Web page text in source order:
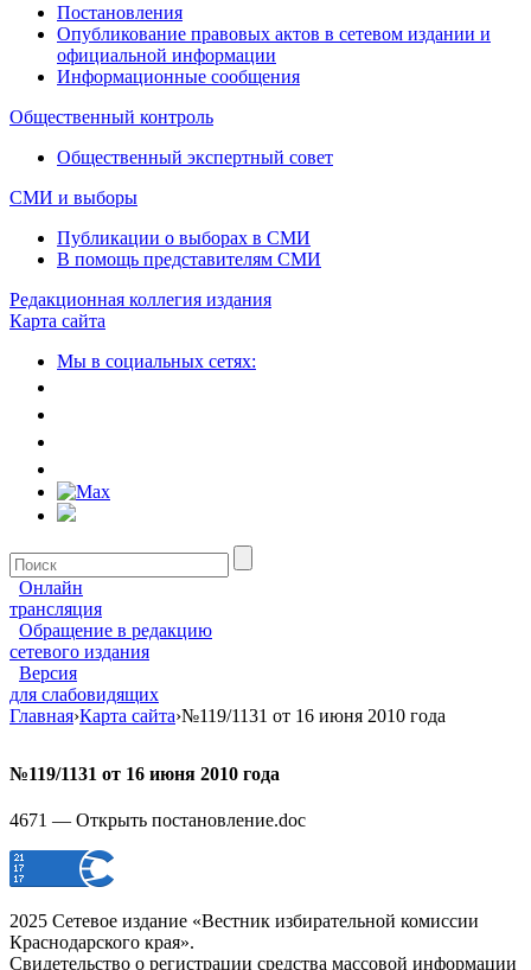
Постановления
Опубликование правовых актов в сетевом издании и
официальной информации
Информационные сообщения
Общественный контроль
Общественный экспертный совет
СМИ и выборы
Публикации о выборах в СМИ
В помощь представителям СМИ
Редакционная коллегия издания
Карта сайта
Мы в социальных сетях:
Онлайн
трансляция
Обращение в редакцию
сетевого издания
Версия
для слабовидящих
Главная›Карта сайта›№119/1131 от 16 июня 2010 года
№119/1131 от 16 июня 2010 года
4671 — Открыть постановление.doc
2025 Сетевое издание «Вестник избирательной комиссии
Краснодарского края».
Свидетельство о регистрации средства массовой информации